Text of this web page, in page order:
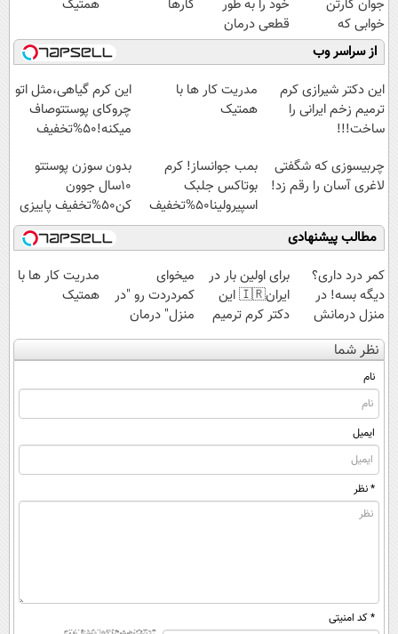
جوان کارتن
خوابی که
میلیاردر شد.
آموزش رایگان
خود را به طور
قطعی درمان
کنید!
◗پرسش‌نامه◖
کارها همتیک
از سراسر وب
این دکتر شیرازی کرم
ترمیم زخم ایرانی را
ساخت!!!
مدریت کار ها با
همتیک
این کرم گیاهی،مثل اتو
چروکای پوستتوصاف
میکنه!50%تخفیف
چربیسوزی که شگفتی
لاغری آسان را رقم زد!
بمب جوانساز! کرم
بوتاکس جلبک
اسپیرولینا50%تخفیف
بدون سوزن پوستتو
10سال جوون
کن50%تخفیف پاییزی
مطالب پیشنهادی
کمر درد داری؟
دیگه بسه! در
منزل درمانش
کن
(◀پرسش‌نامه)
برای اولین بار در
ایران🇮🇷 این
دکتر کرم ترمیم
کننده 23 روزه
ساخت!
میخوای
کمردردت رو "در
منزل" درمان
کنی؟ (◂فیلم +
◂پرسش‌نامه)
مدریت کار ها با
همتیک
نظر شما
نام
ایمیل
* نظر
* کد امنیتی